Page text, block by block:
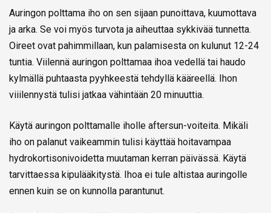
Auringon polttama iho on sen sijaan punoittava, kuumottava
ja arka. Se voi myös turvota ja aiheuttaa sykkivää tunnetta.
Oireet ovat pahimmillaan, kun palamisesta on kulunut 12-24
tuntia. Viilennä auringon polttamaa ihoa vedellä tai haudo
kylmällä puhtaasta pyyhkeestä tehdyllä kääreellä. Ihon
viiilennystä tulisi jatkaa vähintään 20 minuuttia.
Käytä auringon polttamalle iholle aftersun-voiteita. Mikäli
iho on palanut vaikeammin tulisi käyttää hoitavampaa
hydrokortisonivoidetta muutaman kerran päivässä. Käytä
tarvittaessa kipulääkitystä. Ihoa ei tule altistaa auringolle
ennen kuin se on kunnolla parantunut.